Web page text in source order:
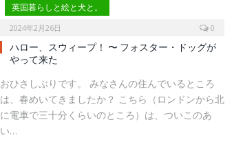
英国暮らしと絵と犬と。
2024年2月26日 0
ハロー、スウィープ！ 〜 フォスター・ドッグが
やって来た
おひさしぶりです。 みなさんの住んでいるところ
は、春めいてきましたか？ こちら（ロンドンから北
に電車で三十分くらいのところ）は、ついこのあ
い…